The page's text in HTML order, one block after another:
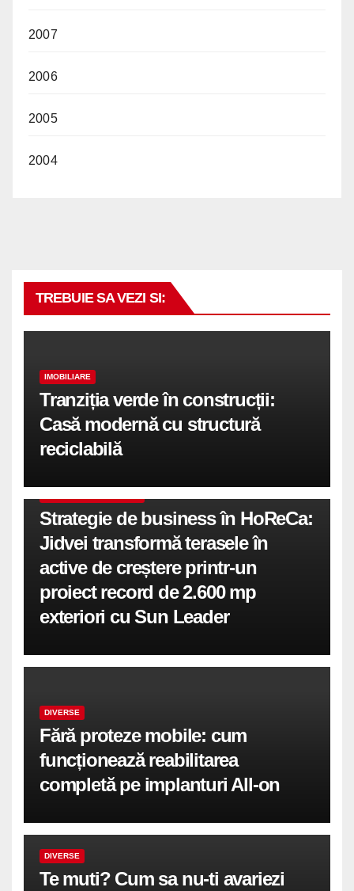
2007
2006
2005
2004
TREBUIE SA VEZI SI:
IMOBILIARE
Tranziția verde în construcții:
Casă modernă cu structură
reciclabilă
Strategie de business în HoReCa:
Jidvei transformă terasele în
active de creștere printr-un
proiect record de 2.600 mp
exteriori cu Sun Leader
DIVERSE
Fără proteze mobile: cum
funcționează reabilitarea
completă pe implanturi All-on
DIVERSE
Te muti? Cum sa nu-ti avariezi